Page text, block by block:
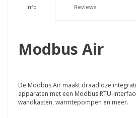
Info Reviews
Modbus Air
De Modbus Air maakt draadloze
apparaten met een Modbus RTU-
wandkasten, warmtepompen en meer.